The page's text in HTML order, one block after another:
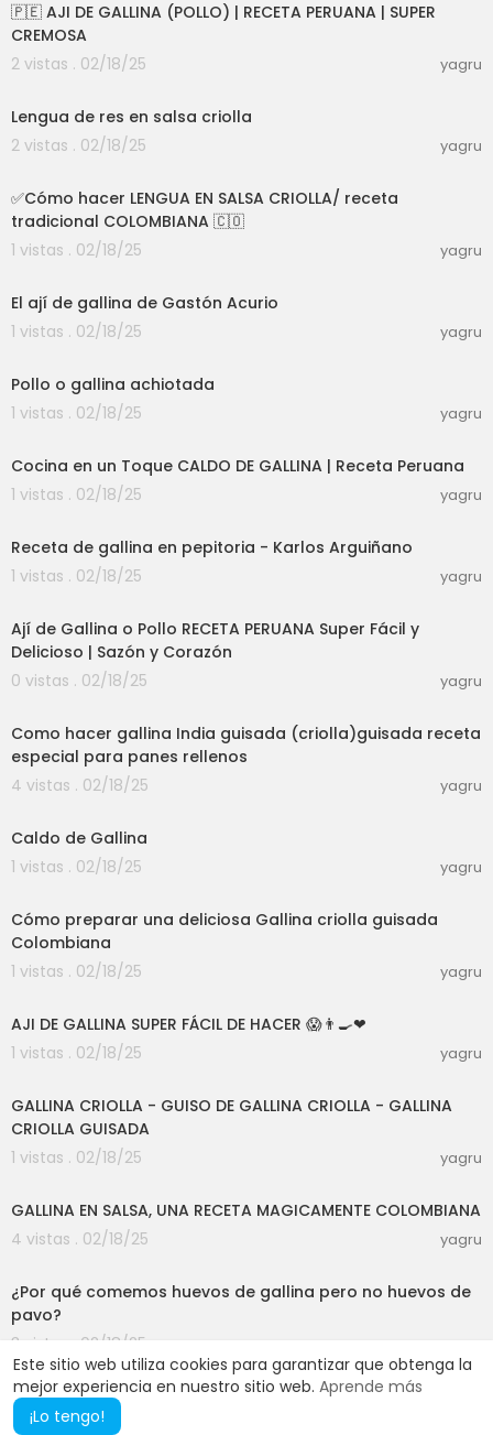
Este sitio web utiliza cookies para garantizar que obtenga la
mejor experiencia en nuestro sitio web. Aprende más
¡Lo tengo!
🇵🇪 AJI DE GALLINA (POLLO) | RECETA PERUANA | SUPER
CREMOSA
2 vistas . 02/18/25
yagru
Lengua de res en salsa criolla
2 vistas . 02/18/25
yagru
✅️Cómo hacer LENGUA EN SALSA CRIOLLA/ receta
tradicional COLOMBIANA 🇨🇴
1 vistas . 02/18/25
yagru
El ají de gallina de Gastón Acurio
1 vistas . 02/18/25
yagru
Pollo o gallina achiotada
1 vistas . 02/18/25
yagru
Cocina en un Toque CALDO DE GALLINA | Receta Peruana
1 vistas . 02/18/25
yagru
Receta de gallina en pepitoria - Karlos Arguiñano
1 vistas . 02/18/25
yagru
Ají de Gallina o Pollo RECETA PERUANA Super Fácil y
Delicioso | Sazón y Corazón
0 vistas . 02/18/25
yagru
Como hacer gallina India guisada (criolla)guisada receta
especial para panes rellenos
4 vistas . 02/18/25
yagru
Caldo de Gallina
1 vistas . 02/18/25
yagru
Cómo preparar una deliciosa Gallina criolla guisada
Colombiana
1 vistas . 02/18/25
yagru
AJI DE GALLINA SUPER FÁCIL DE HACER 😱👨‍🍳❤
1 vistas . 02/18/25
yagru
GALLINA CRIOLLA - GUISO DE GALLINA CRIOLLA - GALLINA
CRIOLLA GUISADA
1 vistas . 02/18/25
yagru
GALLINA EN SALSA, UNA RECETA MAGICAMENTE COLOMBIANA
4 vistas . 02/18/25
yagru
¿Por qué comemos huevos de gallina pero no huevos de
pavo?
3 vistas . 02/18/25